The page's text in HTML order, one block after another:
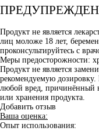
Продукт не является
лиц моложе 18 лет,
проконсультируйтесь с
Меры предосторожности:
Продукт не является
рекомендуемую дозировку.
любой вред, причинённый в
или хранения продукта.
Добавить отзыв
Ваша оценка:
Опыт использования: